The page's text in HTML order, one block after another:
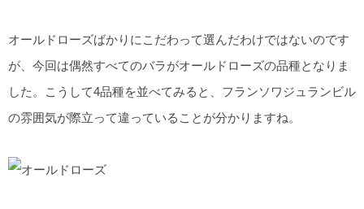
オールドローズばかりにこだわって選んだわけではないのです
が、今回は偶然すべてのバラがオールドローズの品種となりま
した。こうして4品種を並べてみると、フランソワジュランビル
の雰囲気が際立って違っていることが分かりますね。